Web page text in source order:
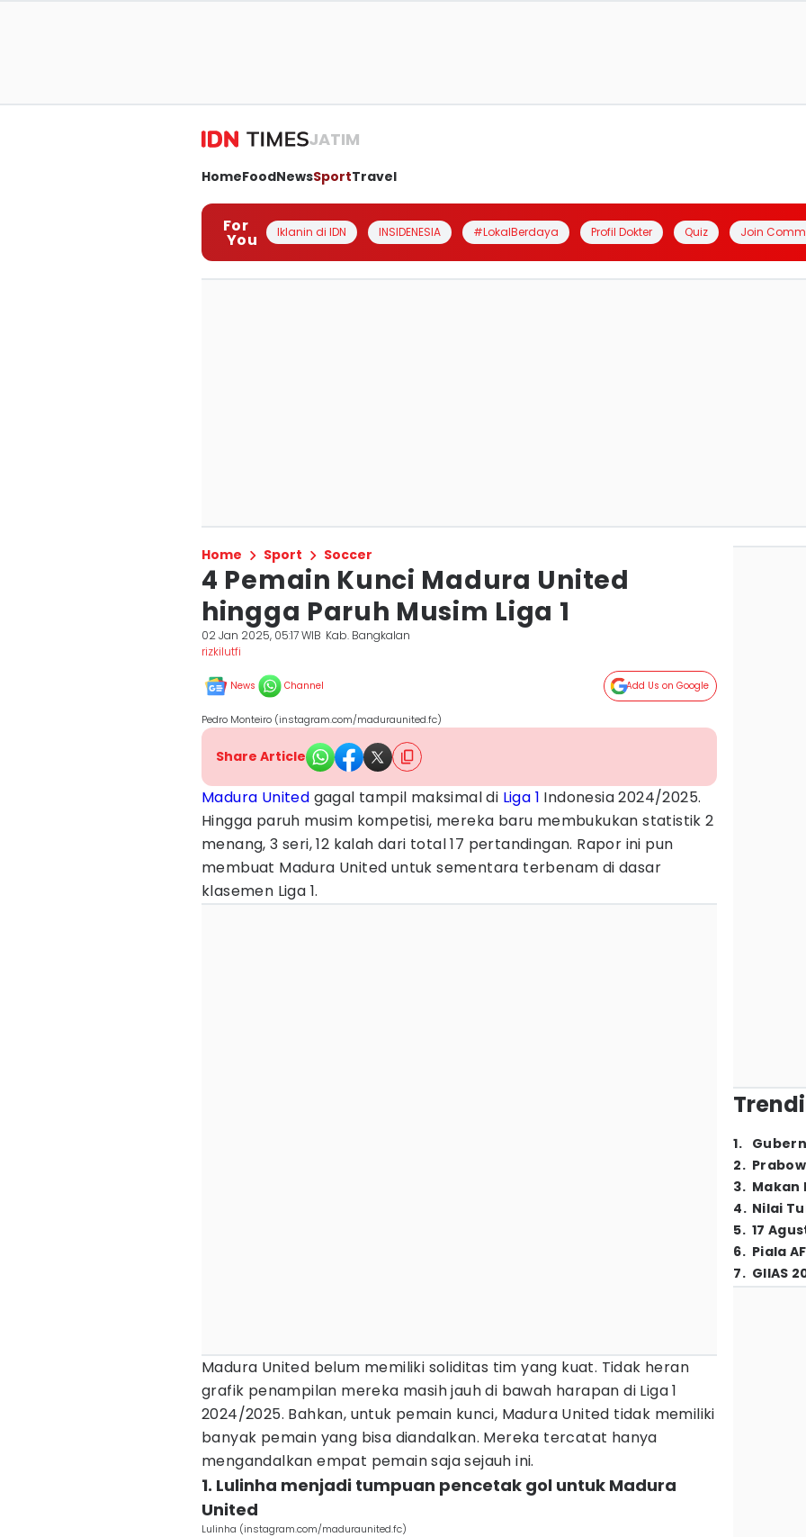
JATIM
HomeFoodNewsSportTravel
For
You Iklanin di IDN INSIDENESIA #LokalBerdaya Profil Dokter Quiz Join
Home Sport Soccer
4 Pemain Kunci Madura United
hingga Paruh Musim Liga 1
02 Jan 2025, 05:17 WIB Kab. Bangkalan
rizkilutfi
News Channel Add Us on Google
Pedro Monteiro (instagram.com/maduraunited.fc)
Share Article
Madura United gagal tampil maksimal di Liga 1 Indonesia 2024/2025.
Hingga paruh musim kompetisi, mereka baru membukukan statistik 2
menang, 3 seri, 12 kalah dari total 17 pertandingan. Rapor ini pun
membuat Madura United untuk sementara terbenam di dasar
klasemen Liga 1.
Madura United belum memiliki soliditas tim yang kuat. Tidak heran
grafik penampilan mereka masih jauh di bawah harapan di Liga 1
2024/2025. Bahkan, untuk pemain kunci, Madura United tidak memiliki
banyak pemain yang bisa diandalkan. Mereka tercatat hanya
mengandalkan empat pemain saja sejauh ini.
1. Lulinha menjadi tumpuan pencetak gol untuk Madura
United
Lulinha (instagram.com/maduraunited.fc)
1.
2.
3. Makan
4. Nilai
5. 17
6. Piala
7. GIIAS